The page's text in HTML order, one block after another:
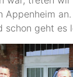
Appenheim
schon geht es